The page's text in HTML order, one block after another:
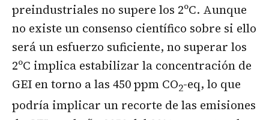
preindustriales no supere los 2ºC. Aunque
no existe un consenso científico sobre si ello
será un esfuerzo suficiente, no superar los
2ºC implica estabilizar la concentración de
GEI en torno a las 450 ppm CO2-eq, lo que
podría implicar un recorte de las emisiones